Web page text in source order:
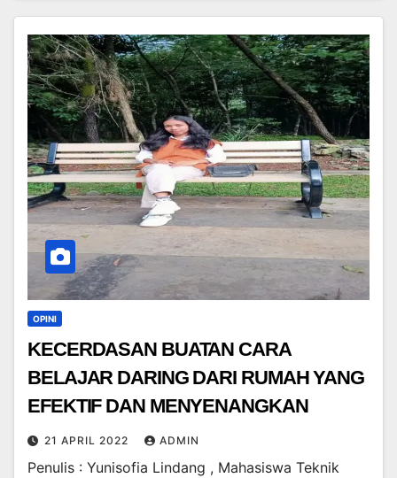
OPINI
KECERDASAN BUATAN CARA
BELAJAR DARING DARI RUMAH YANG
EFEKTIF DAN MENYENANGKAN
21 APRIL 2022 ADMIN
Penulis : Yunisofia Lindang , Mahasiswa Teknik